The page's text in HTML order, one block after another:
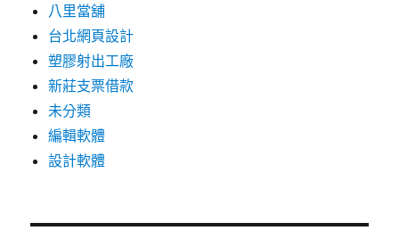
八里當舖
台北網頁設計
塑膠射出工廠
新莊支票借款
未分類
編輯軟體
設計軟體